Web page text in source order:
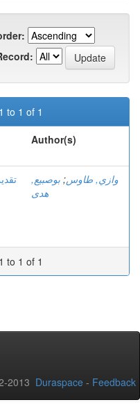
to 1 of 1
Author(s)
وازي, طاوس; بوصبيع,
هدى
to 1 of 1
2013 Duraspace - Feedback